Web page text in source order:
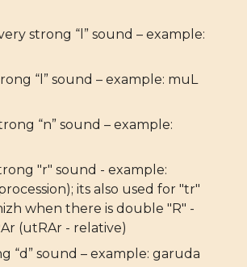
strong “l” sound – example:
“l” sound – example: muL
“n” sound – example:
"r" sound - example:
its also used for "tr"
when there is double "R" -
(utRAr - relative)
“d” sound – example: garuda